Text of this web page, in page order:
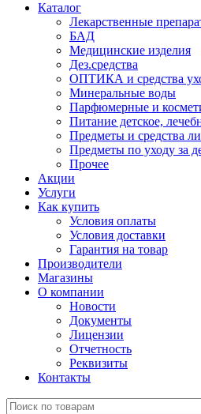
Каталог
Лекарственные
БАД
Медицинские изделия
Дез.средства
ОПТИКА и средства
Минеральные воды
Парфюмерные и
Питание детское,
Предметы и средства
Предметы по уходу за
Прочее
Акции
Услуги
Как купить
Условия оплаты
Условия доставки
Гарантия на товар
Производители
Магазины
О компании
Новости
Документы
Лицензии
Отчетность
Реквизиты
Контакты